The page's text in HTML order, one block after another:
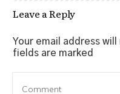
Leave a Reply
Your email address
fields are marked